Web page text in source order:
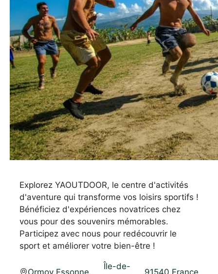
Explorez YAOUTDOOR, le centre d'activités
d'aventure qui transforme vos loisirs sportifs !
Bénéficiez d'expériences novatrices chez
vous pour des souvenirs mémorables.
Participez avec nous pour redécouvrir le
sport et améliorer votre bien-être !
Île-de-